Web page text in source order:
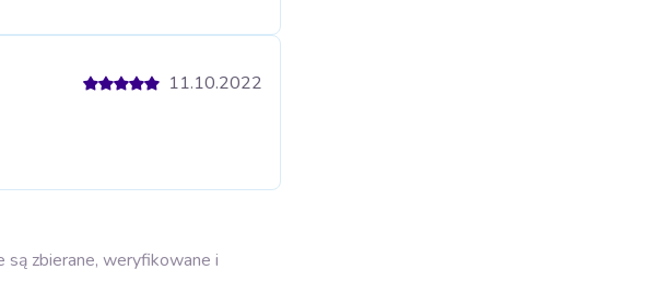
11.10.2022
są zbierane, weryfikowane i